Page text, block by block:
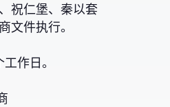
祝仁堡、秦以套
文件执行。
作日。